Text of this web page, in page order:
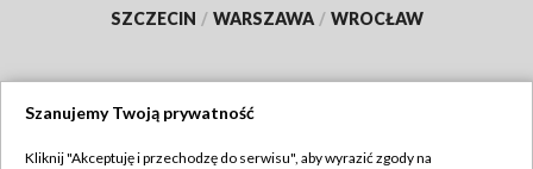
SZCZECIN / WARSZAWA / WROCŁAW
Szanujemy Twoją prywatność
Kliknij "Akceptuję i przechodzę do serwisu", aby wyrazić zgody na